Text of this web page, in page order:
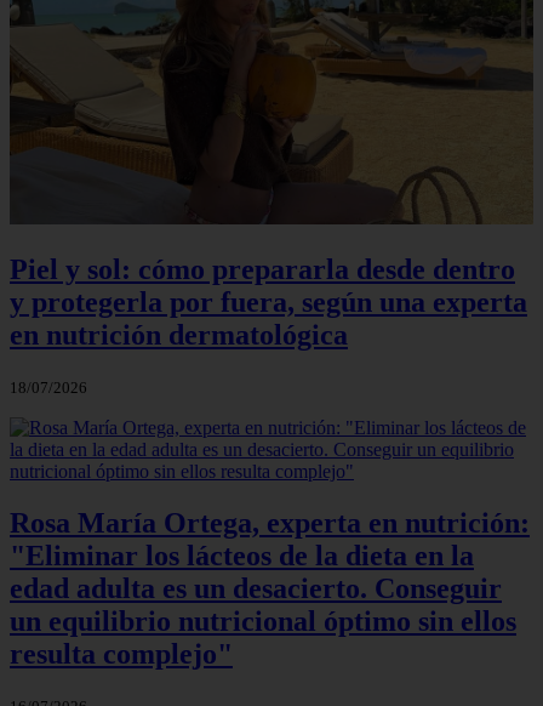
Piel y sol: cómo prepararla desde dentro
y protegerla por fuera, según una experta
en nutrición dermatológica
18/07/2026
Rosa María Ortega, experta en nutrición:
"Eliminar los lácteos de la dieta en la
edad adulta es un desacierto. Conseguir
un equilibrio nutricional óptimo sin ellos
resulta complejo"